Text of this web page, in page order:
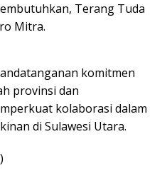
Terang Tuda
Mitra.‎‎
komitmen
provinsi dan
kolaborasi dalam
di Sulawesi Utara.